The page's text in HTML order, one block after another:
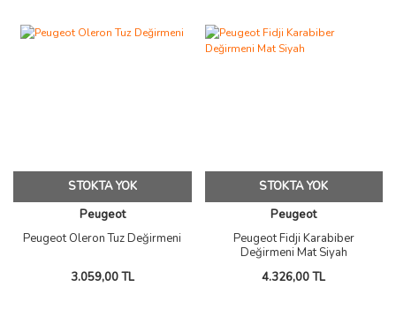
STOKTA YOK
Peugeot
Peugeot Oleron Tuz Değirmeni
3.059,00 TL
STOKTA YOK
Peugeot
Peugeot Fidji Karabiber
Değirmeni Mat Siyah
4.326,00 TL